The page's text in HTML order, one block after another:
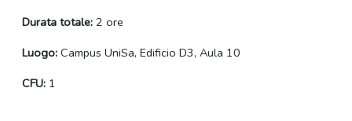
Durata totale: 2 ore
Luogo: Campus UniSa, Edificio D3, Aula 10
CFU: 1